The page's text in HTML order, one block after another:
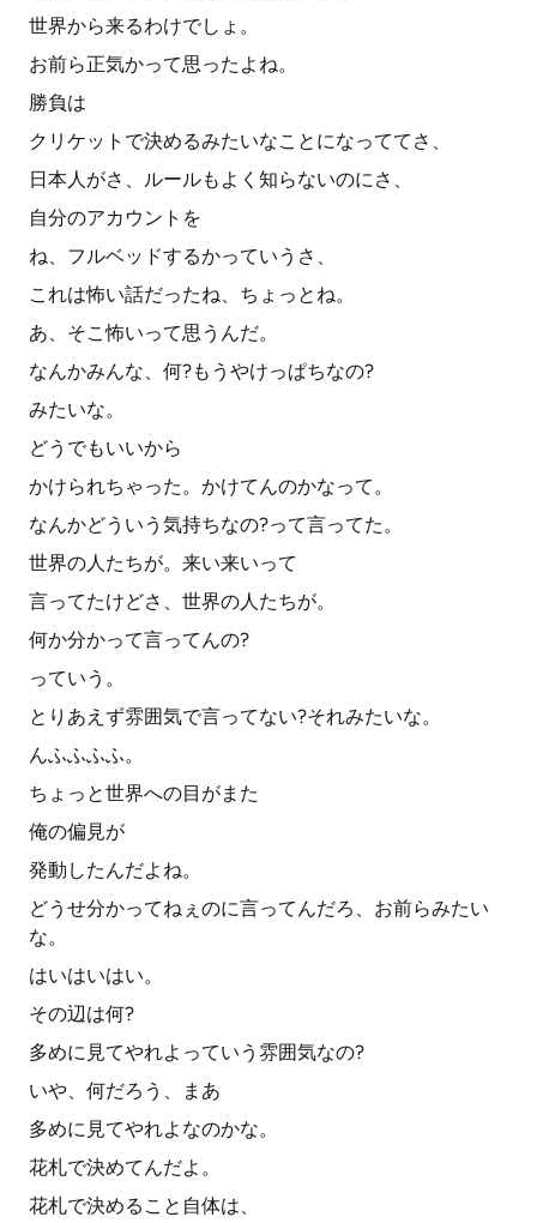
世界から来るわけでしょ。
お前ら正気かって思ったよね。
勝負は
クリケットで決めるみたいなことになっててさ、
日本人がさ、ルールもよく知らないのにさ、
自分のアカウントを
ね、フルベッドするかっていうさ、
これは怖い話だったね、ちょっとね。
あ、そこ怖いって思うんだ。
なんかみんな、何?もうやけっぱちなの?
みたいな。
どうでもいいから
かけられちゃった。かけてんのかなって。
なんかどういう気持ちなの?って言ってた。
世界の人たちが。来い来いって
言ってたけどさ、世界の人たちが。
何か分かって言ってんの?
っていう。
とりあえず雰囲気で言ってない?それみたいな。
んふふふふ。
ちょっと世界への目がまた
俺の偏見が
発動したんだよね。
どうせ分かってねぇのに言ってんだろ、お前らみたい
な。
はいはいはい。
その辺は何?
多めに見てやれよっていう雰囲気なの?
いや、何だろう、まあ
多めに見てやれよなのかな。
花札で決めてんだよ。
花札で決めること自体は、